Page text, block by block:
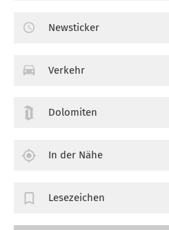
Newsticker
Verkehr
Dolomiten
In der Nähe
Lesezeichen